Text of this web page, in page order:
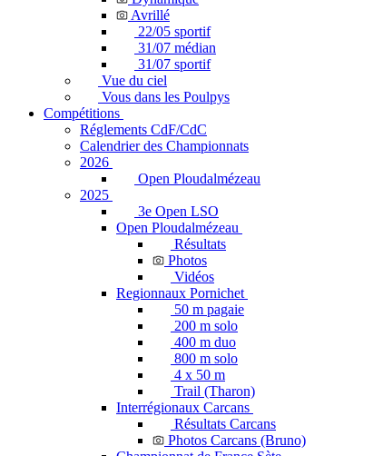
Avrillé
22/05 sportif
31/07 médian
31/07 sportif
Vue du ciel
Vous dans les Poulpys
Compétitions
Réglements CdF/CdC
Calendrier des Championnats
2026
Open Ploudalmézeau
2025
3e Open LSO
Open Ploudalmézeau
Résultats
Photos
Vidéos
Regionnaux Pornichet
50 m pagaie
200 m solo
400 m duo
800 m solo
4 x 50 m
Trail (Tharon)
Interrégionaux Carcans
Résultats Carcans
Photos Carcans (Bruno)